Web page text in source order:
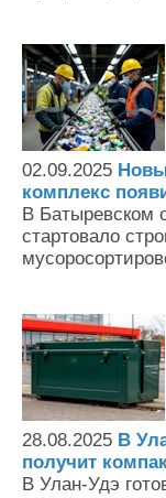
02.09.2025
комплекс
В Батыревском
стартовало
28.08.2025 В
получит
В Улан-Удэ